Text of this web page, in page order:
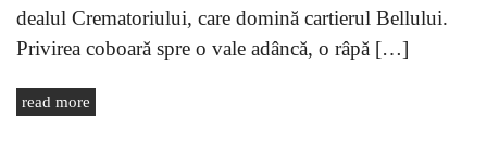
dealul Crematoriului, care domină cartierul Bellului.
Privirea coboară spre o vale adâncă, o râpă […]
read more